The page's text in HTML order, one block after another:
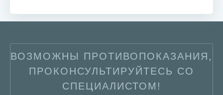
ВОЗМОЖНЫ ПРОТИВОПОКАЗАНИЯ,
ПРОКОНСУЛЬТИРУЙТЕСЬ СО
СПЕЦИАЛИСТОМ!